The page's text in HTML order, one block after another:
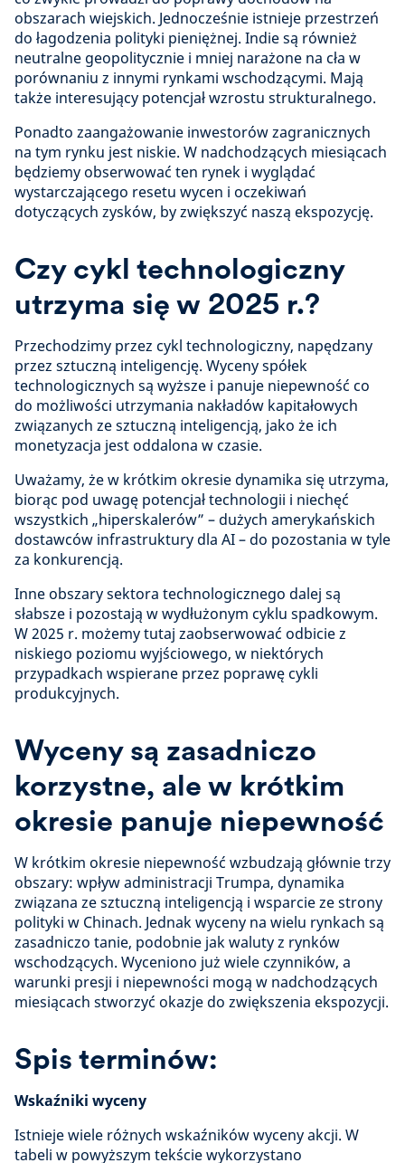
obszarach wiejskich. Jednocześnie istnieje przestrzeń
do łagodzenia polityki pieniężnej. Indie są również
neutralne geopolitycznie i mniej narażone na cła w
porównaniu z innymi rynkami wschodzącymi. Mają
także interesujący potencjał wzrostu strukturalnego.
Ponadto zaangażowanie inwestorów zagranicznych
na tym rynku jest niskie. W nadchodzących miesiącach
będziemy obserwować ten rynek i wyglądać
wystarczającego resetu wycen i oczekiwań
dotyczących zysków, by zwiększyć naszą ekspozycję.
Czy cykl technologiczny
utrzyma się w 2025 r.?
Przechodzimy przez cykl technologiczny, napędzany
przez sztuczną inteligencję. Wyceny spółek
technologicznych są wyższe i panuje niepewność co
do możliwości utrzymania nakładów kapitałowych
związanych ze sztuczną inteligencją, jako że ich
monetyzacja jest oddalona w czasie.
Uważamy, że w krótkim okresie dynamika się utrzyma,
biorąc pod uwagę potencjał technologii i niechęć
wszystkich „hiperskalerów” – dużych amerykańskich
dostawców infrastruktury dla AI – do pozostania w tyle
za konkurencją.
Inne obszary sektora technologicznego dalej są
słabsze i pozostają w wydłużonym cyklu spadkowym.
W 2025 r. możemy tutaj zaobserwować odbicie z
niskiego poziomu wyjściowego, w niektórych
przypadkach wspierane przez poprawę cykli
produkcyjnych.
Wyceny są zasadniczo
korzystne, ale w krótkim
okresie panuje niepewność
W krótkim okresie niepewność wzbudzają głównie trzy
obszary: wpływ administracji Trumpa, dynamika
związana ze sztuczną inteligencją i wsparcie ze strony
polityki w Chinach. Jednak wyceny na wielu rynkach są
zasadniczo tanie, podobnie jak waluty z rynków
wschodzących. Wyceniono już wiele czynników, a
warunki presji i niepewności mogą w nadchodzących
miesiącach stworzyć okazje do zwiększenia ekspozycji.
Spis terminów:
Wskaźniki wyceny
Istnieje wiele różnych wskaźników wyceny akcji. W
tabeli w powyższym tekście wykorzystano